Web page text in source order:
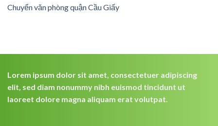
Chuyển văn phòng quận Cầu Giấy
Lorem ipsum dolor sit amet, consectetuer adipiscing
elit, sed diam nonummy nibh euismod tincidunt ut
laoreet dolore magna aliquam erat volutpat.